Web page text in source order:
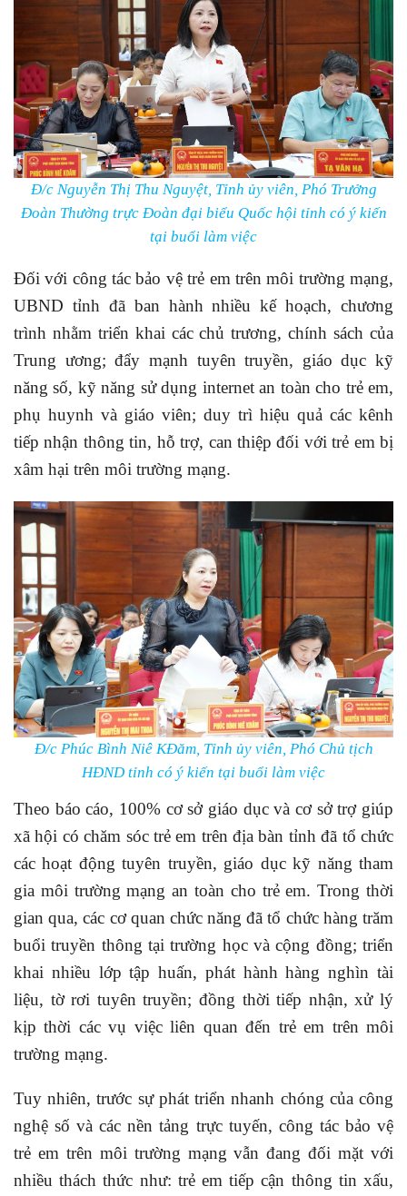
Đ/c Nguyễn Thị Thu Nguyệt, Tỉnh ủy viên, Phó Trưởng
Đoàn Thường trực Đoàn đại biểu Quốc hội tỉnh có ý kiến
tại buổi làm việc
Đối với công tác bảo vệ trẻ em trên môi trường mạng,
UBND tỉnh đã ban hành nhiều kế hoạch, chương
trình nhằm triển khai các chủ trương, chính sách của
Trung ương; đẩy mạnh tuyên truyền, giáo dục kỹ
năng số, kỹ năng sử dụng internet an toàn cho trẻ em,
phụ huynh và giáo viên; duy trì hiệu quả các kênh
tiếp nhận thông tin, hỗ trợ, can thiệp đối với trẻ em bị
xâm hại trên môi trường mạng.
Đ/c Phúc Bình Niê KĐăm, Tỉnh ủy viên, Phó Chủ tịch
HĐND tỉnh có ý kiến tại buổi làm việc
Theo báo cáo, 100% cơ sở giáo dục và cơ sở trợ giúp
xã hội có chăm sóc trẻ em trên địa bàn tỉnh đã tổ chức
các hoạt động tuyên truyền, giáo dục kỹ năng tham
gia môi trường mạng an toàn cho trẻ em. Trong thời
gian qua, các cơ quan chức năng đã tổ chức hàng trăm
buổi truyền thông tại trường học và cộng đồng; triển
khai nhiều lớp tập huấn, phát hành hàng nghìn tài
liệu, tờ rơi tuyên truyền; đồng thời tiếp nhận, xử lý
kịp thời các vụ việc liên quan đến trẻ em trên môi
trường mạng.
Tuy nhiên, trước sự phát triển nhanh chóng của công
nghệ số và các nền tảng trực tuyến, công tác bảo vệ
trẻ em trên môi trường mạng vẫn đang đối mặt với
nhiều thách thức như: trẻ em tiếp cận thông tin xấu,